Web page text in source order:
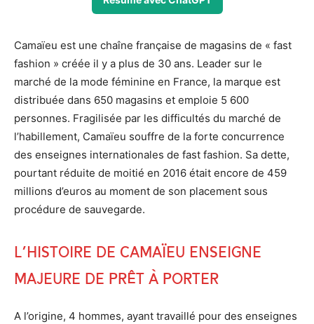
Camaïeu est une chaîne française de magasins de « fast
fashion » créée il y a plus de 30 ans. Leader sur le
marché de la mode féminine en France, la marque est
distribuée dans 650 magasins et emploie 5 600
personnes. Fragilisée par les difficultés du marché de
l’habillement, Camaïeu souffre de la forte concurrence
des enseignes internationales de fast fashion. Sa dette,
pourtant réduite de moitié en 2016 était encore de 459
millions d’euros au moment de son placement sous
procédure de sauvegarde.
L’histoire de Camaïeu enseigne
majeure de prêt à porter
A l’origine, 4 hommes, ayant travaillé pour des enseignes